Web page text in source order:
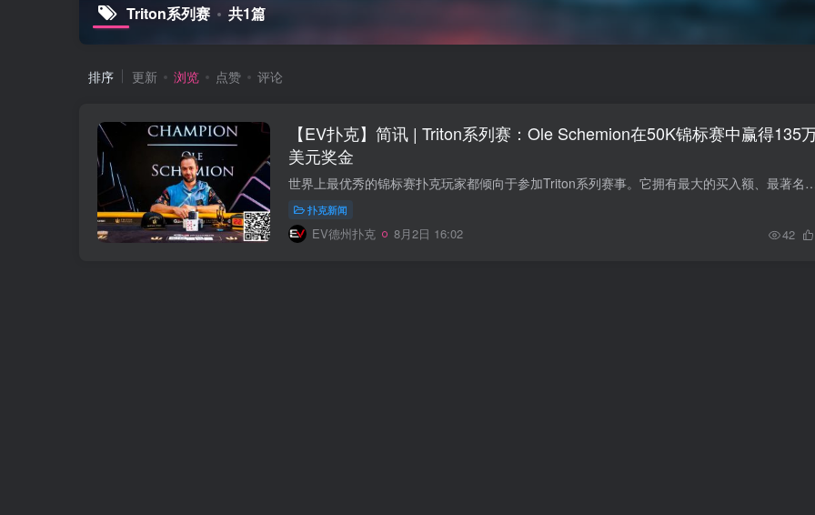
Triton系列赛 共1篇
排序 更新 浏览 点赞 评论
【EV扑克】简讯 | Triton系列赛：Ole Schemion在50K锦标赛中赢得135
美元奖金
世界上最优秀的锦标赛扑克玩家都倾向于参加Triton系列赛事。它拥有最大的买入额、最著名的地点
扑克新闻
EV德州扑克 8月2日 16:02 42